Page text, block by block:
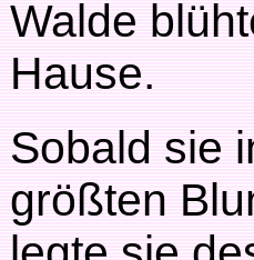
Walde
Hause.
Sobald sie
größten